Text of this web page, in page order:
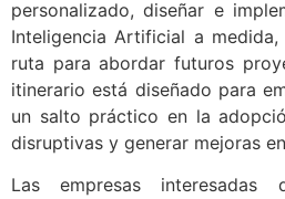
personalizado, diseñar e
Inteligencia Artificial a
ruta para abordar futuros
itinerario está diseñado para
un salto práctico en la
disruptivas y generar mejoras
Las empresas interesadas